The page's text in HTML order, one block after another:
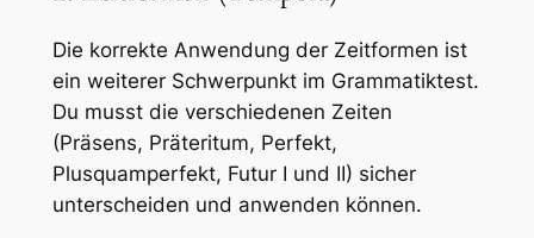
Die korrekte Anwendung der Zeitformen ist
ein weiterer Schwerpunkt im Grammatiktest.
Du musst die verschiedenen Zeiten
(Präsens, Präteritum, Perfekt,
Plusquamperfekt, Futur I und II) sicher
unterscheiden und anwenden können.